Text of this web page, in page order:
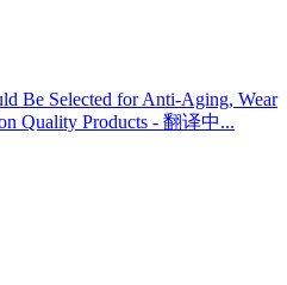
Be Selected for Anti-Aging, Wear
Quality Products - 翻译中...